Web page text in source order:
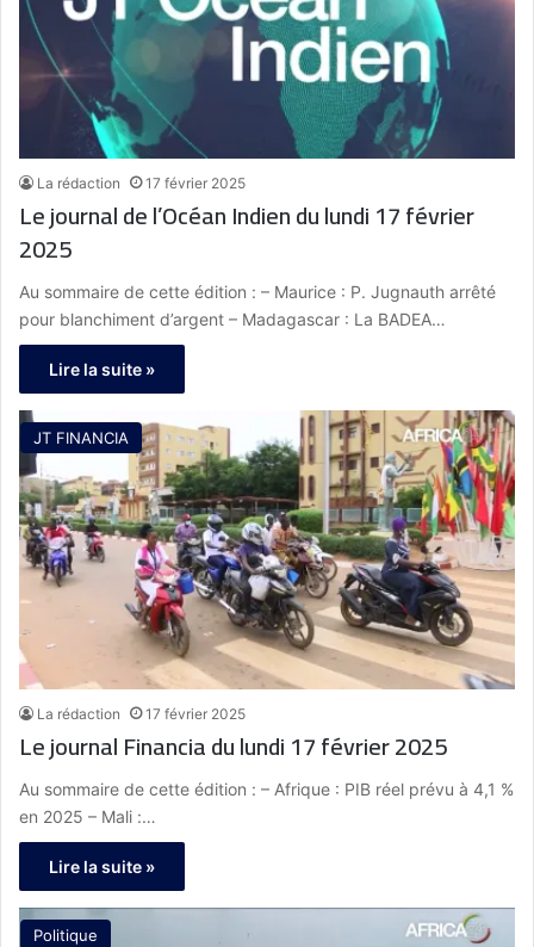
La rédaction 17 février 2025
Le journal de l’Océan Indien du lundi 17 février
2025
Au sommaire de cette édition : – Maurice : P. Jugnauth arrêté
pour blanchiment d’argent – Madagascar : La BADEA…
Lire la suite »
JT FINANCIA
La rédaction 17 février 2025
Le journal Financia du lundi 17 février 2025
Au sommaire de cette édition : – Afrique : PIB réel prévu à 4,1 %
en 2025 – Mali :…
Lire la suite »
Politique